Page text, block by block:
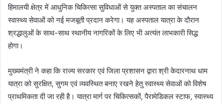
हिमालयी क्षेत्र में आधुनिक चिकित्सा सुविधाओं से युक्त अस्पताल का संचालन
स्वास्थ्य सेवाओं को नई मजबूती प्रदान करेगा। यह अस्पताल यात्रा के दौरान
श्रद्धालुओं के साथ-साथ स्थानीय नागरिकों के लिए भी अत्यंत लाभकारी सिद्ध
होगा।
मुख्यमंत्री ने कहा कि राज्य सरकार एवं जिला प्रशासन द्वारा श्री केदारनाथ धाम
यात्रा को सुरक्षित, सुगम एवं व्यवस्थित बनाए रखने हेतु स्वास्थ्य सेवाओं को विशेष
प्राथमिकता दी जा रही है। यात्रा मार्ग पर चिकित्सकों, पैरामेडिकल स्टाफ, स्वास्थ्य